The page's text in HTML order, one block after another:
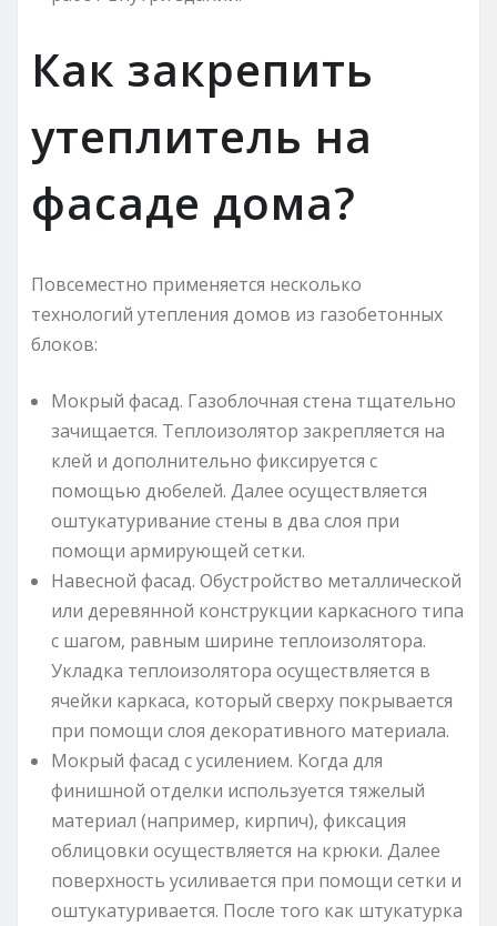
Как закрепить
утеплитель на
фасаде дома?
Повсеместно применяется несколько
технологий утепления домов из газобетонных
блоков:
Мокрый фасад. Газоблочная стена тщательно
зачищается. Теплоизолятор закрепляется на
клей и дополнительно фиксируется с
помощью дюбелей. Далее осуществляется
оштукатуривание стены в два слоя при
помощи армирующей сетки.
Навесной фасад. Обустройство металлической
или деревянной конструкции каркасного типа
с шагом, равным ширине теплоизолятора.
Укладка теплоизолятора осуществляется в
ячейки каркаса, который сверху покрывается
при помощи слоя декоративного материала.
Мокрый фасад с усилением. Когда для
финишной отделки используется тяжелый
материал (например, кирпич), фиксация
облицовки осуществляется на крюки. Далее
поверхность усиливается при помощи сетки и
оштукатуривается. После того как штукатурка